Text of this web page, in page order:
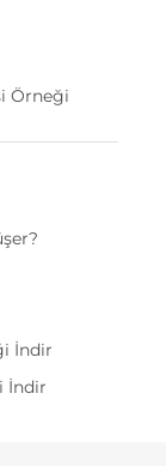
Örneği
İndir
İndir